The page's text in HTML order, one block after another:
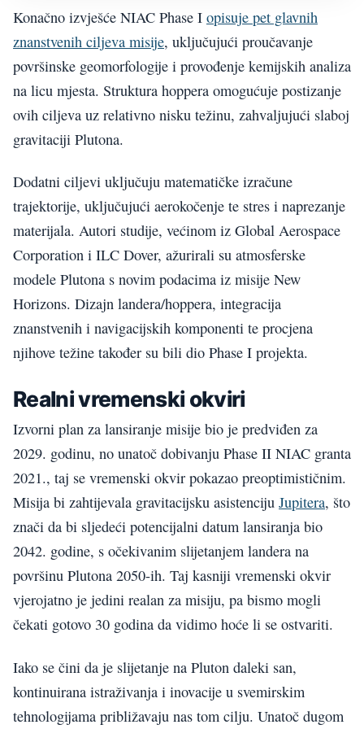
Konačno izvješće NIAC Phase I opisuje pet glavnih
znanstvenih ciljeva misije, uključujući proučavanje
površinske geomorfologije i provođenje kemijskih analiza
na licu mjesta. Struktura hoppera omogućuje postizanje
ovih ciljeva uz relativno nisku težinu, zahvaljujući slaboj
gravitaciji Plutona.
Dodatni ciljevi uključuju matematičke izračune
trajektorije, uključujući aerokočenje te stres i naprezanje
materijala. Autori studije, većinom iz Global Aerospace
Corporation i ILC Dover, ažurirali su atmosferske
modele Plutona s novim podacima iz misije New
Horizons. Dizajn landera/hoppera, integracija
znanstvenih i navigacijskih komponenti te procjena
njihove težine također su bili dio Phase I projekta.
Realni vremenski okviri
Izvorni plan za lansiranje misije bio je predviđen za
2029. godinu, no unatoč dobivanju Phase II NIAC granta
2021., taj se vremenski okvir pokazao preoptimističnim.
Misija bi zahtijevala gravitacijsku asistenciju Jupitera, što
znači da bi sljedeći potencijalni datum lansiranja bio
2042. godine, s očekivanim slijetanjem landera na
površinu Plutona 2050-ih. Taj kasniji vremenski okvir
vjerojatno je jedini realan za misiju, pa bismo mogli
čekati gotovo 30 godina da vidimo hoće li se ostvariti.
Iako se čini da je slijetanje na Pluton daleki san,
kontinuirana istraživanja i inovacije u svemirskim
tehnologijama približavaju nas tom cilju. Unatoč dugom